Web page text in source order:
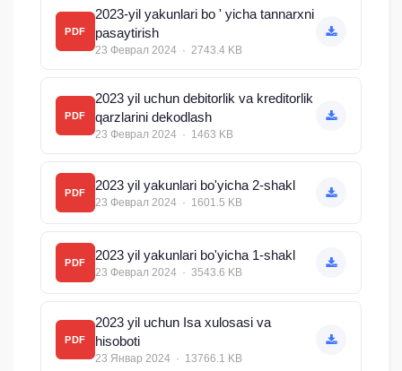
PDF
2023-yil yakunlari bo ' yicha tannarxni
pasaytirish
23 Феврал 2024 · 2743.4 KB
PDF
2023 yil uchun debitorlik va kreditorlik
qarzlarini dekodlash
23 Феврал 2024 · 1463 KB
PDF
2023 yil yakunlari bo'yicha 2-shakl
23 Феврал 2024 · 1601.5 KB
PDF
2023 yil yakunlari bo'yicha 1-shakl
23 Феврал 2024 · 3543.6 KB
PDF
2023 yil uchun Isa xulosasi va
hisoboti
23 Январ 2024 · 13766.1 KB